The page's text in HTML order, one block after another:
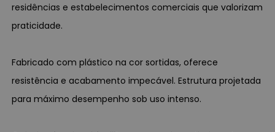
residências e estabelecimentos comerciais que valorizam
praticidade.
Fabricado com plástico na cor sortidas, oferece
resistência e acabamento impecável. Estrutura projetada
para máximo desempenho sob uso intenso.